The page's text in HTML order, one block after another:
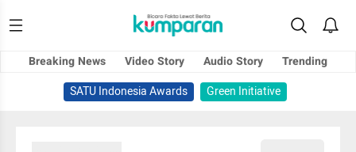
Breaking News Video Story Audio Story
Trending
SATU Indonesia Awards
Green Initiative